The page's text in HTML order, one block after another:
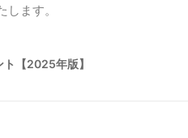
ます。
【2025年版】